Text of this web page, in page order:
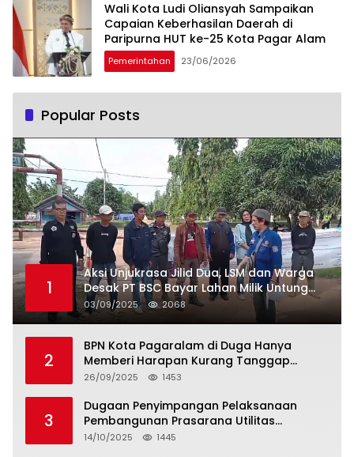
Wali Kota Ludi Oliansyah Sampaikan
Capaian Keberhasilan Daerah di
Paripurna HUT ke-25 Kota Pagar Alam
Pemerintahan 23/06/2026
Popular Posts
1
Aksi Unjukrasa Jilid Dua, LSM dan Warga
Desak PT BSC Bayar Lahan Milik Untung
Suropati
03/09/2025 2068
2
BPN Kota Pagaralam di Duga Hanya
Memberi Harapan Kurang Tanggap
Terkait Sertifikat Tumpang Tindih
26/09/2025 1453
3
Dugaan Penyimpangan Pelaksanaan
Pembangunan Prasarana Utilitas
Permukiman Desa Pajar Bulan
14/10/2025 1445